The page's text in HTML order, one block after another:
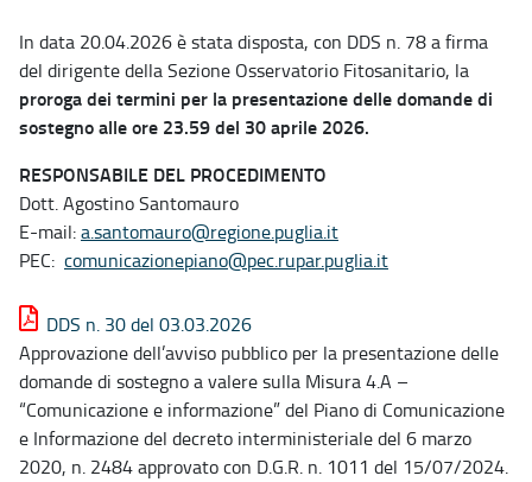
In data 20.04.2026 è stata disposta, con DDS n. 78 a firma
del dirigente della Sezione Osservatorio Fitosanitario, la
proroga dei termini per la presentazione delle domande di
sostegno alle ore 23.59 del 30 aprile 2026.
RESPONSABILE DEL PROCEDIMENTO
Dott.Agostino Santomauro
E-mail:a.santomauro@regione.puglia.it
PEC: comunicazionepiano@pec.rupar.puglia.it
DDS n. 30 del 03.03.2026
Approvazione dell’avviso pubblico per la presentazione delle
domande di sostegno a valere sulla Misura 4.A –
“Comunicazione e informazione” del Piano di Comunicazione
e Informazione del decreto interministeriale del 6 marzo
2020, n. 2484 approvato con D.G.R. n. 1011 del 15/07/2024.